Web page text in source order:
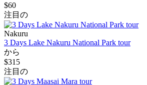
$60
注目の
Nakuru
3 Days Lake Nakuru National Park tour
から
$315
注目の